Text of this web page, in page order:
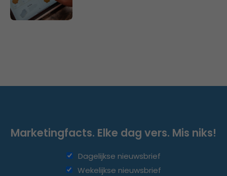
Marketingfacts. Elke dag vers. Mis niks!
Dagelijkse nieuwsbrief
Wekelijkse nieuwsbrief